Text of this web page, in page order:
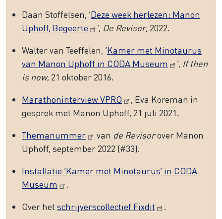
Daan Stoffelsen, ‘Deze week herlezen: Manon
Uphoff, Begeerte
’, De Revisor, 2022.
Walter van Teeffelen, ‘Kamer met Minotaurus
van Manon Uphoff in CODA Museum
’, If then
is now, 21 oktober 2016.
Marathoninterview VPRO
, Eva Koreman in
gesprek met Manon Uphoff, 21 juli 2021.
Themanummer
van de Revisorover Manon
Uphoff, september 2022 (#33).
Installatie ‘Kamer met Minotaurus’ in CODA
Museum
Over het schrijverscollectief Fixdit